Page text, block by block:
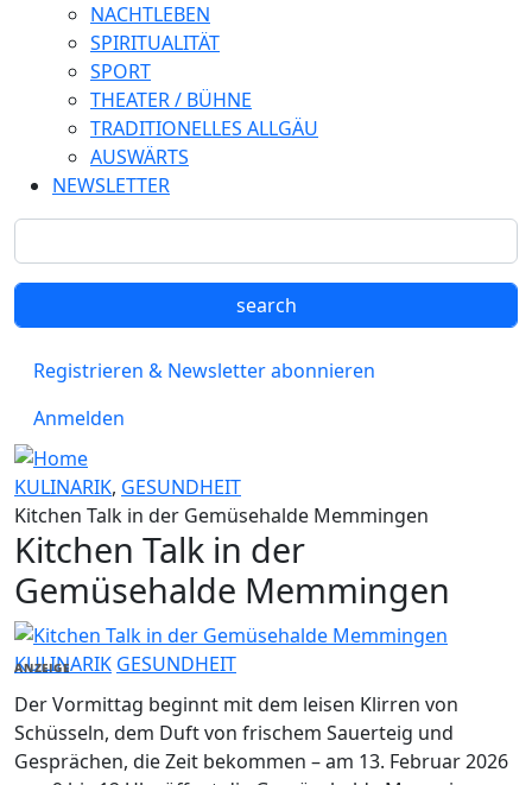
NACHTLEBEN
SPIRITUALITÄT
SPORT
THEATER / BÜHNE
TRADITIONELLES ALLGÄU
AUSWÄRTS
NEWSLETTER
Registrieren & Newsletter abonnieren
Anmelden
KULINARIK, GESUNDHEIT
Kitchen Talk in der Gemüsehalde Memmingen
Kitchen Talk in der
Gemüsehalde Memmingen
KULINARIK GESUNDHEIT
ANZEIGE
Der Vormittag beginnt mit dem leisen Klirren von
Schüsseln, dem Duft von frischem Sauerteig und
Gesprächen, die Zeit bekommen – am 13. Februar 2026